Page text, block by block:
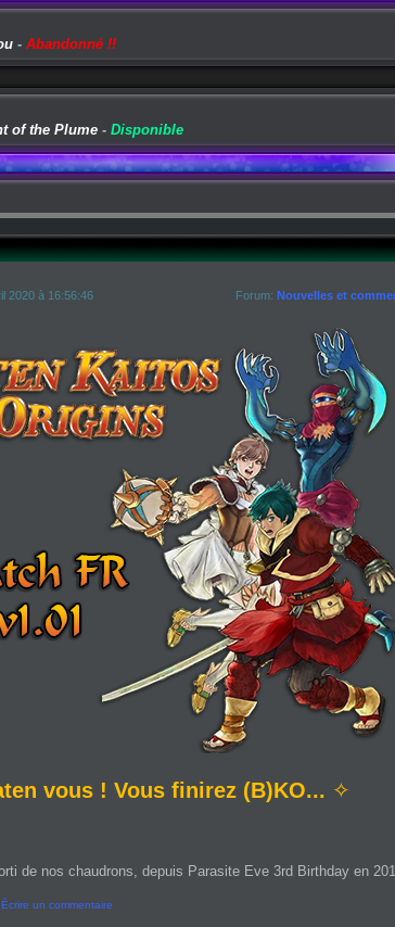
- Abandonné !!
of the Plume- Disponible
2020 à 16:56:46 Forum: Nouvelles et
vous ! Vous finirez (B)KO... ✧
de nos chaudrons, depuis Parasite Eve 3rd Birthday en
Écrire un commentaire